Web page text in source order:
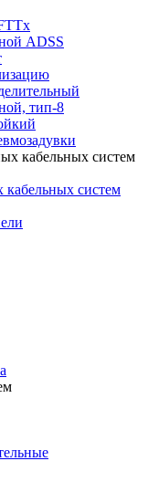
ADSS
тип-8
систем